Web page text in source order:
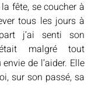
fête, se coucher à
tous les jours à
j’ai senti son
malgré tout
de l’aider. Elle
sur son passé, sa